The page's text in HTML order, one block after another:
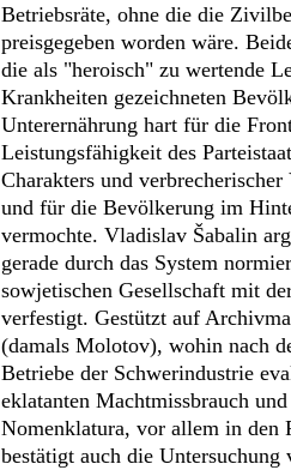
Betriebsräte, ohne die die
preisgegeben worden wäre.
die als "heroisch" zu wertende
Krankheiten gezeichneten
Unterernährung hart für die
Leistungsfähigkeit des
Charakters und
und für die Bevölkerung im
vermochte. Vladislav Šabalin
gerade durch das System
sowjetischen Gesellschaft mit
verfestigt. Gestützt auf
(damals Molotov), wohin nach
Betriebe der Schwerindustrie
eklatanten Machtmissbrauch
Nomenklatura, vor allem in den
bestätigt auch die